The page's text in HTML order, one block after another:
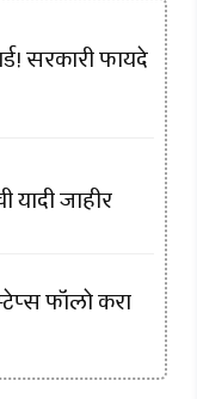
सरकारी फायदे
जाहीर
फॉलो करा